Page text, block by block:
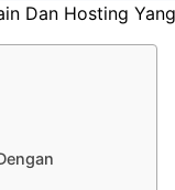
Dan Hosting